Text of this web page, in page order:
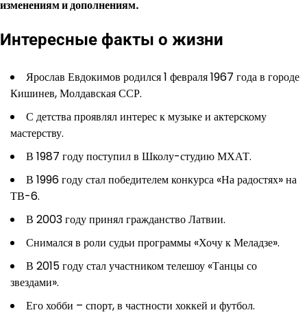
изменениям и дополнениям.
Интересные факты о жизни
Ярослав Евдокимов родился 1 февраля 1967 года в городе
Кишинев, Молдавская ССР.
С детства проявлял интерес к музыке и актерскому
мастерству.
В 1987 году поступил в Школу-студию МХАТ.
В 1996 году стал победителем конкурса «На радостях» на
ТВ-6.
В 2003 году принял гражданство Латвии.
Снимался в роли судьи программы «Хочу к Меладзе».
В 2015 году стал участником телешоу «Танцы со
звездами».
Его хобби – спорт, в частности хоккей и футбол.